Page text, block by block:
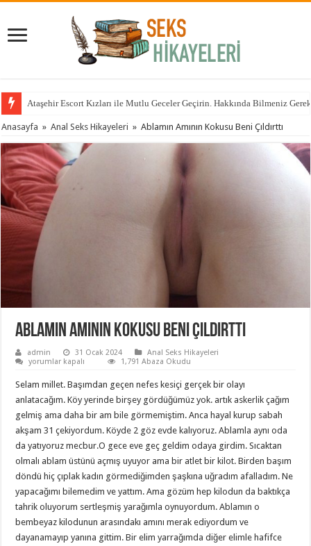
Ataşehir Escort Kızları ile Mutlu Geceler Geçirin. Hakkında Bilmeniz
Anasayfa » Anal Seks Hikayeleri » Ablamın Amının Kokusu Beni Çıldırttı
Ablamın Amının Kokusu Beni Çıldırttı
admin 31 Ocak 2024
Anal Seks Hikayeleri
Ablamın
Kokusu
Beni
Çıldırttı
yorumlar kapalı 1,791 Abaza Okudu
Selam millet. Başımdan geçen nefes kesiçi gerçek bir olayı
anlatacağım. Köy yerinde birşey gördüğümüz yok. artık askerlik çağım
gelmiş ama daha bir am bile görmemiştim. Anca hayal kurup sabah
akşam 31 çekiyordum. Köyde 2 göz evde kalıyoruz. Ablamla aynı oda
da yatıyoruz mecbur.O gece eve geç geldim odaya girdim. Sıcaktan
olmalı ablam üstünü açmış uyuyor ama bir atlet bir kilot. Birden başım
döndü hiç çıplak kadın görmediğimden şaşkına uğradım afalladım. Ne
yapacağımı bilemedim ve yattım. Ama gözüm hep kilodun da baktıkça
tahrik oluyorum sertleşmiş yarağımla oynuyordum.Ablamın o
bembeyaz kilodunun arasındakı amını merak ediyordum ve
dayanamayıp yanına gittim. Bir elim yarrağımda diğer elimle hafifce